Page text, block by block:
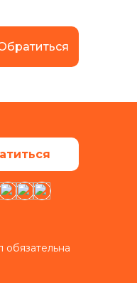
обязательна